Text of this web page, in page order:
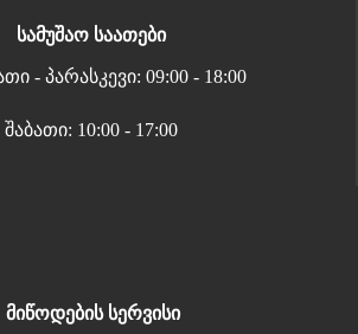
სამუშაო საათები
- პარასკევი: 09:00 - 18:00
შაბათი: 10:00 - 17:00
მიწოდების სერვისი